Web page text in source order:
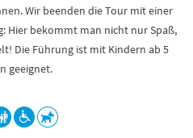
Wir beenden die Tour mit einer
Hier bekommt man nicht nur Spaß,
Die Führung ist mit Kindern ab 5
geeignet.